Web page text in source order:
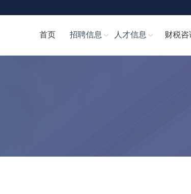
首页 招聘信息 人才信息 财税咨